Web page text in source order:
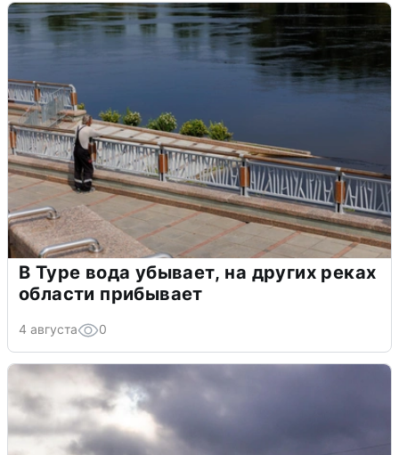
В Туре вода убывает, на других реках
области прибывает
4 августа 0